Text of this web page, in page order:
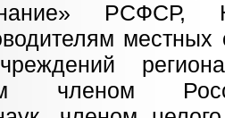
РСФСР,
местных
членом